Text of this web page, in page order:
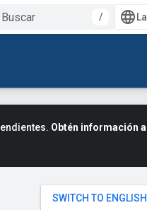
/
Obtén información al